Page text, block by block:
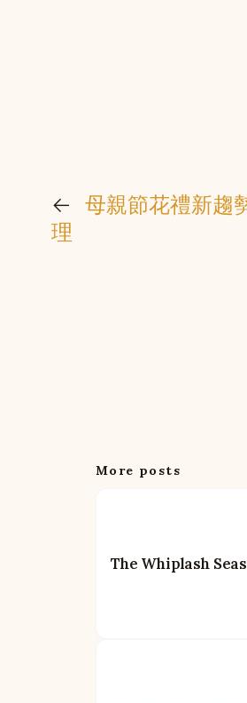
←
母親節花禮新趨
理
More posts
The Whiplash